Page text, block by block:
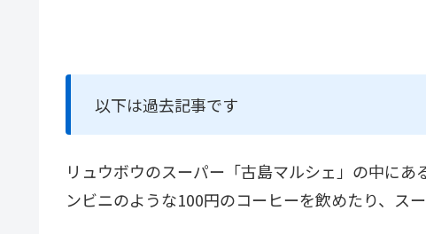
以下は過去記事です
リュウボウのスーパー「古島マルシェ」の中にあ
ンビニのような100円のコーヒーを飲めたり、ス